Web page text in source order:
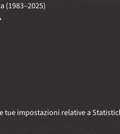
(1983–2025)
tue impostazioni relative a